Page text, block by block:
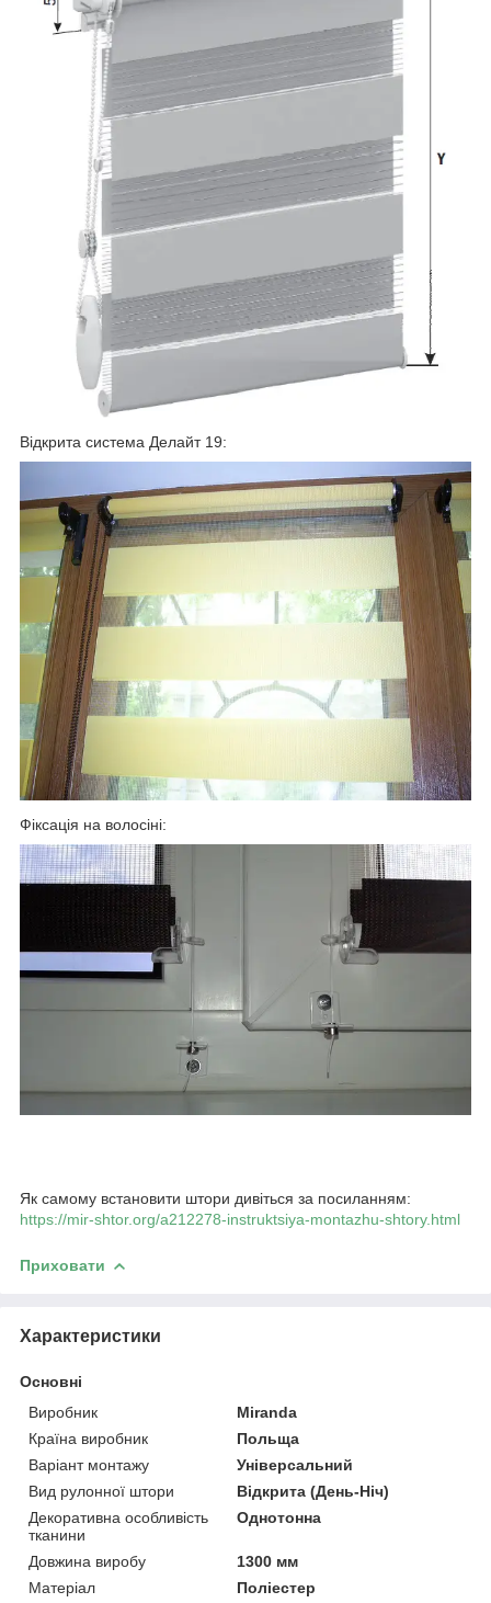
Відкрита система Делайт 19:
Фіксація на волосіні:
Як самому встановити штори дивіться за посиланням:
https://mir-shtor.org/a212278-instruktsiya-montazhu-shtory.html
Приховати
Характеристики
Основні
Виробник
Miranda
Країна виробник
Польща
Варіант монтажу
Універсальний
Вид рулонної штори
Відкрита (День-Ніч)
Декоративна особливість
тканини
Однотонна
Довжина виробу
1300 мм
Матеріал
Поліестер